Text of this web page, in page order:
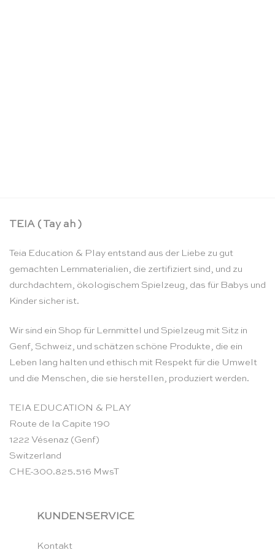
TEIA ( Tay ah )
Teia Education & Play entstand aus der Liebe zu gut
gemachten Lernmaterialien, die zertifiziert sind, und zu
durchdachtem, ökologischem Spielzeug, das für Babys und
Kinder sicher ist.
Wir sind ein Shop für Lernmittel und Spielzeug mit Sitz in
Genf, Schweiz, und schätzen schöne Produkte, die ein
Leben lang halten und ethisch mit Respekt für die Umwelt
und die Menschen, die sie herstellen, produziert werden.
TEIA EDUCATION & PLAY
Route de la Capite 190
1222 Vésenaz (Genf)
Switzerland
CHE-300.825.516 MwsT
KUNDENSERVICE
Kontakt